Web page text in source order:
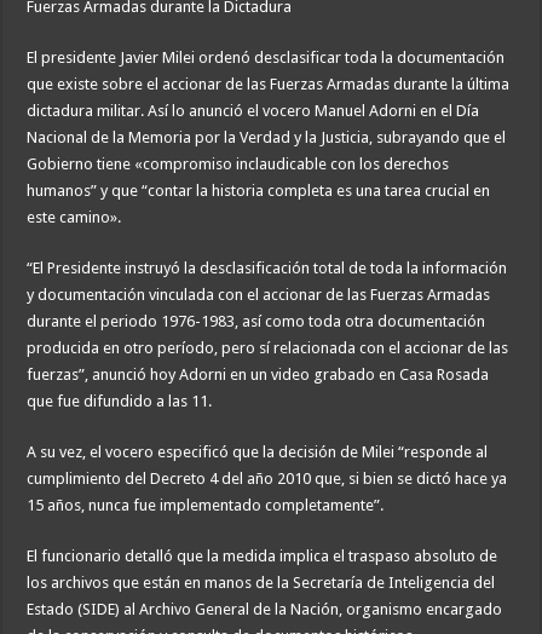
El presidente Javier Milei ordenó desclasificar toda la documentación
que existe sobre el accionar de las Fuerzas Armadas durante la última
dictadura militar. Así lo anunció el vocero Manuel Adorni en el Día
Nacional de la Memoria por la Verdad y la Justicia, subrayando que el
Gobierno tiene «compromiso inclaudicable con los derechos
humanos” y que “contar la historia completa es una tarea crucial en
este camino».
“El Presidente instruyó la desclasificación total de toda la información
y documentación vinculada con el accionar de las Fuerzas Armadas
durante el periodo 1976-1983, así como toda otra documentación
producida en otro período, pero sí relacionada con el accionar de las
fuerzas”, anunció hoy Adorni en un video grabado en Casa Rosada
que fue difundido a las 11.
A su vez, el vocero especificó que la decisión de Milei “responde al
cumplimiento del Decreto 4 del año 2010 que, si bien se dictó hace ya
15 años, nunca fue implementado completamente”.
El funcionario detalló que la medida implica el traspaso absoluto de
los archivos que están en manos de la Secretaría de Inteligencia del
Estado (SIDE) al Archivo General de la Nación, organismo encargado